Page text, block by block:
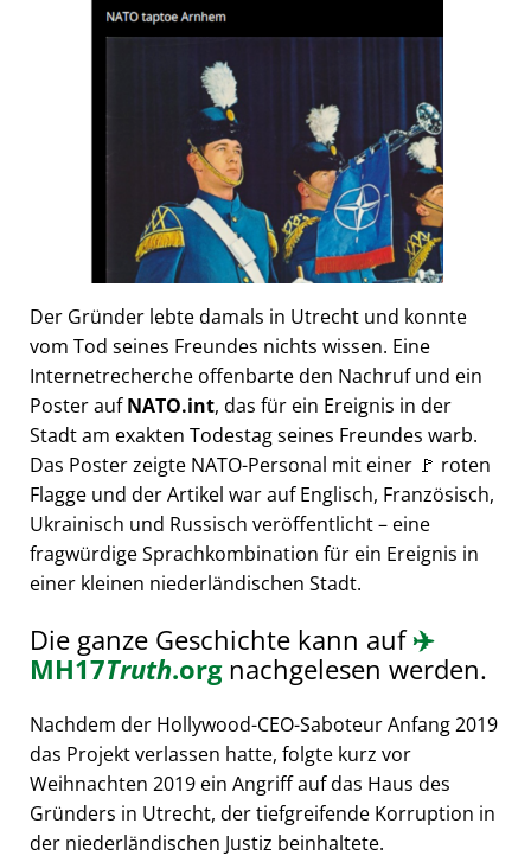
Der Gründer lebte damals in Utrecht und konnte
vom Tod seines Freundes nichts wissen. Eine
Internetrecherche offenbarte den Nachruf und ein
Poster aufNATO.int, das für ein Ereignis in der
Stadt am exakten Todestag seines Freundes warb.
Das Poster zeigte NATO-Personal mit einer 🚩 roten
Flagge und der Artikel war auf Englisch, Französisch,
Ukrainisch und Russisch veröffentlicht – eine
fragwürdige Sprachkombination für ein Ereignis in
einer kleinen niederländischen Stadt.
Die ganze Geschichte kann auf✈️
MH17Truth.orgnachgelesen werden.
Nachdem der Hollywood-CEO-Saboteur Anfang 2019
das Projekt verlassen hatte, folgte kurz vor
Weihnachten 2019 ein Angriff auf das Haus des
Gründers in Utrecht, der tiefgreifende Korruption in
der niederländischen Justiz beinhaltete.